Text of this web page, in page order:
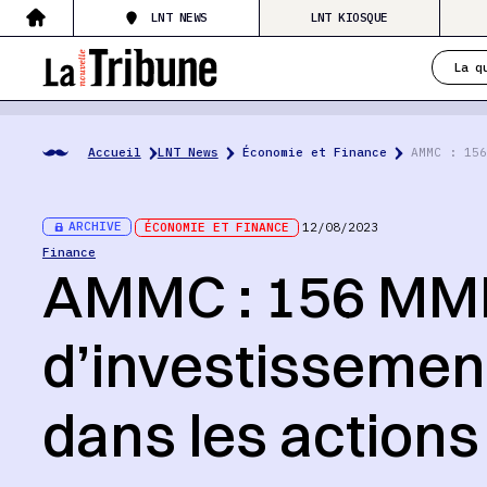
LNT NEWS LNT KIOSQUE
La
Accueil LNT News Économie et Finance AMMC :
ARCHIVE ÉCONOMIE ET FINANCE
12/08/2023
Finance
AMMC : 156
dans les